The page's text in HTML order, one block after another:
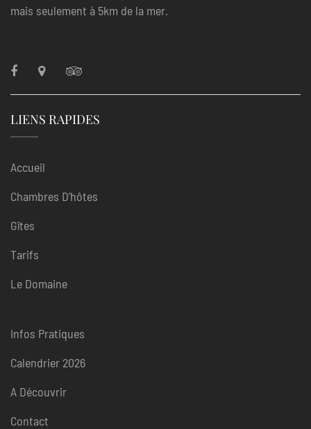
mais seulement à 5km de la mer.
LIENS RAPIDES
Accueil
Chambres D’hôtes
Gîtes
Tarifs
Le Domaine
Infos Pratiques
Calendrier 2026
A Découvrir
Contact